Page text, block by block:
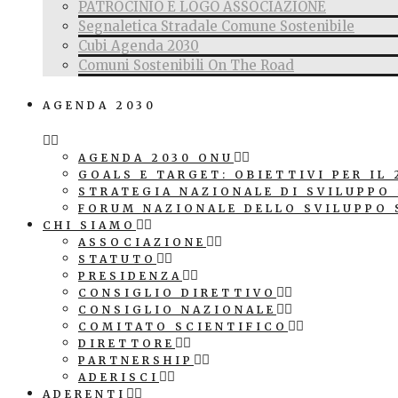
PATROCINIO E LOGO ASSOCIAZIONE
Segnaletica Stradale Comune Sostenibile
Cubi Agenda 2030
Comuni Sostenibili On The Road
AGENDA 2030
AGENDA 2030 ONU
GOALS E TARGET: OBIETTIVI PER IL
STRATEGIA NAZIONALE DI SVILUPPO
FORUM NAZIONALE DELLO SVILUPPO
CHI SIAMO
ASSOCIAZIONE
STATUTO
PRESIDENZA
CONSIGLIO DIRETTIVO
CONSIGLIO NAZIONALE
COMITATO SCIENTIFICO
DIRETTORE
PARTNERSHIP
ADERISCI
ADERENTI